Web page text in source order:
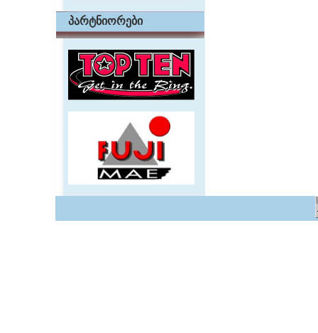
პარტნიორები